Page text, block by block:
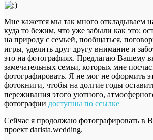
Мне кажется мы так много откладываем
куда то бежим, что уже забыли как это:
на природу с семьей, пообщаться,
игры, уделить друг другу внимание и
это на фотографиях. Предлагаю Вашему
замечательных семьи, которых мне
фотографировать. Я не мог не оформить
фотокниги, чтобы на долгие годы
переживания этого уютного,
фотографии доступны по ссылке
Сейчас я продолжаю фотографировать в
проект darista.wedding.